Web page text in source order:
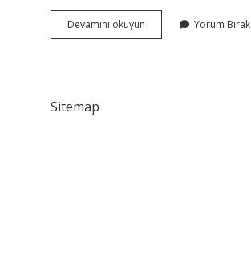
Devamını okuyun
Ağacı
Yorum Bırak
Sitemap